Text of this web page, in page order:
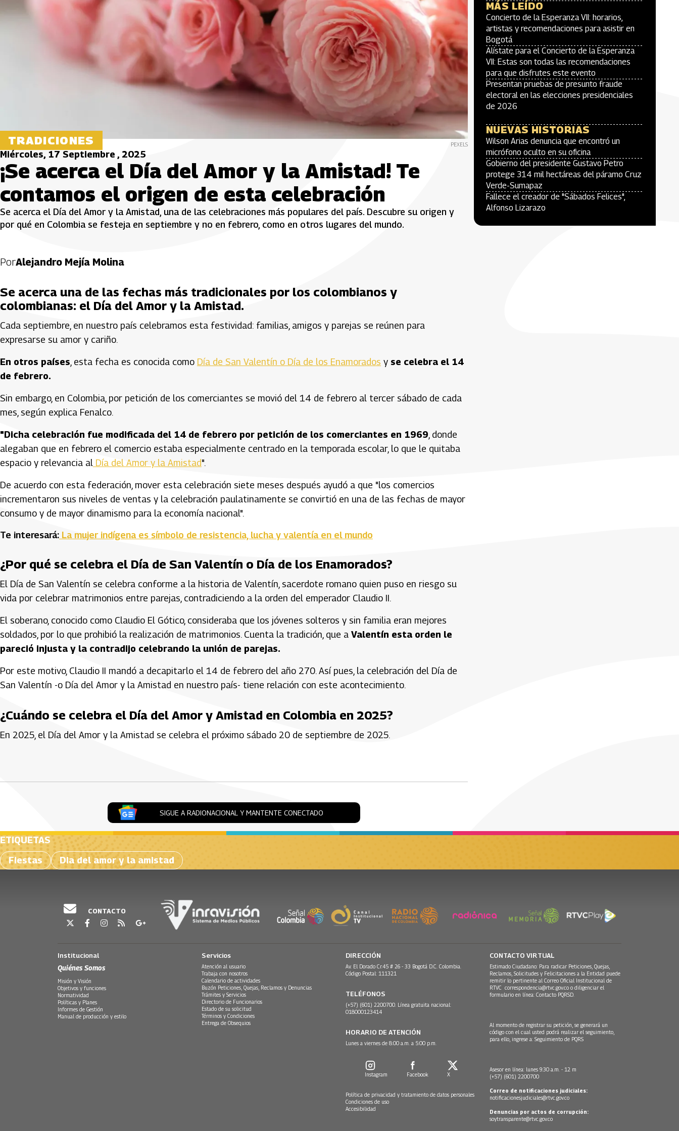
TRADICIONES PEXELS
Miércoles, 17 Septiembre , 2025
¡Se acerca el Día del Amor y la Amistad! Te
contamos el origen de esta celebración
Se acerca el Día del Amor y la Amistad, una de las celebraciones más populares del país. Descubre su origen y
por qué en Colombia se festeja en septiembre y no en febrero, como en otros lugares del mundo.
PorAlejandro Mejía Molina
Se acerca una de las fechas más tradicionales por los colombianos y
colombianas: el Día del Amor y la Amistad.
Cada septiembre, en nuestro país celebramos esta festividad: familias, amigos y parejas se reúnen para
expresarse su amor y cariño.
En otros países , esta fecha es conocida como Día de San Valentín o Día de los Enamorados y se celebra el 14
de febrero.
Sin embargo, en Colombia, por petición de los comerciantes se movió del 14 de febrero al tercer sábado de cada
mes, según explica Fenalco.
"Dicha celebración fue modificada del 14 de febrero por petición de los comerciantes en 1969 , donde
alegaban que en febrero el comercio estaba especialmente centrado en la temporada escolar, lo que le quitaba
espacio y relevancia al Día del Amor y la Amistad".
De acuerdo con esta federación, mover esta celebración siete meses después ayudó a que "los comercios
incrementaron sus niveles de ventas y la celebración paulatinamente se convirtió en una de las fechas de mayor
consumo y de mayor dinamismo para la economía nacional".
Te interesará: La mujer indígena es símbolo de resistencia, lucha y valentía en el mundo
¿Por qué se celebra el Día de San Valentín o Día de los Enamorados?
El Día de San Valentín se celebra conforme a la historia de Valentín, sacerdote romano quien puso en riesgo su
vida por celebrar matrimonios entre parejas, contradiciendo a la orden del emperador Claudio II.
El soberano, conocido como Claudio El Gótico, consideraba que los jóvenes solteros y sin familia eran mejores
soldados, por lo que prohibió la realización de matrimonios. Cuenta la tradición, que a Valentín esta orden le
pareció injusta y la contradijo celebrando la unión de parejas.
Por este motivo, Claudio II mandó a decapitarlo el 14 de febrero del año 270. Así pues, la celebración del Día de
San Valentín -o Día del Amor y la Amistad en nuestro país- tiene relación con este acontecimiento.
¿Cuándo se celebra el Día del Amor y Amistad en Colombia en 2025?
En 2025, el Día del Amor y la Amistad se celebra el próximo sábado 20 de septiembre de 2025.
SIGUE A RADIONACIONAL Y MANTENTE CONECTADO
MÁS LEÍDO
Concierto de la Esperanza VII: horarios,
artistas y recomendaciones para asistir en
Bogotá
Alístate para el Concierto de la Esperanza
VII: Estas son todas las recomendaciones
para que disfrutes este evento
Presentan pruebas de presunto fraude
electoral en las elecciones presidenciales
de 2026
NUEVAS HISTORIAS
Wilson Arias denuncia que encontró un
micrófono oculto en su oficina
Gobierno del presidente Gustavo Petro
protege 314 mil hectáreas del páramo Cruz
Verde-Sumapaz
Fallece el creador de "Sábados Felices",
Alfonso Lizarazo
ETIQUETAS
Fiestas
Dia del amor y la amistad
CONTACTO
Institucional
Quiénes Somos
Misión y Visión
Objetivos y funciones
Normatividad
Políticas y Planes
Informes de Gestión
Manual de producción y estilo
Servicios
Atención al usuario
Trabaja con nosotros
Calendario de actividades
Buzón Peticiones, Quejas, Reclamos y Denuncias
Trámites y Servicios
Directorio de Funcionarios
Estado de su solicitud
Términos y Condiciones
Entrega de Obsequios
DIRECCIÓN
Av. El Dorado Cr.45 # 26 - 33 Bogotá D.C. Colombia.
Código Postal: 111321
TELÉFONOS
(+57) (601) 2200700. Línea gratuita nacional:
018000123414
HORARIO DE ATENCIÓN
Lunes a viernes de 8:00 a.m. a 5:00 p.m.
Instagram Facebook X
Política de privacidad y tratamiento de datos personales
Condiciones de uso
Accesibilidad
CONTACTO VIRTUAL
Estimado Ciudadano: Para radicar Peticiones, Quejas,
Reclamos, Solicitudes y Felicitaciones a la Entidad puede
remitir lo pertinente al Correo Oficial Institucional de
RTVC correspondencia@rtvc.gov.co o diligenciar el
formulario en línea: Contacto PQRSD.
Al momento de registrar su petición, se generará un
código con el cual usted podrá realizar el seguimiento,
para ello, ingrese a: Seguimiento de PQRS
Asesor en línea: lunes 9:30 a.m. - 12 m
(+57) (601) 2200700
Correo de notificaciones judiciales:
notificacionesjudiciales@rtvc.gov.co
Denuncias por actos de corrupción:
soytransparente@rtvc.gov.co